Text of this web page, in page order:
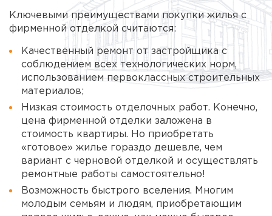
Ключевыми преимуществами покупки жилья с
фирменной отделкой считаются:
Качественный ремонт от застройщика с
соблюдением всех технологических норм,
использованием первоклассных строительных
материалов;
Низкая стоимость отделочных работ. Конечно,
цена фирменной отделки заложена в
стоимость квартиры. Но приобретать
«готовое» жилье гораздо дешевле, чем
вариант с черновой отделкой и осуществлять
ремонтные работы самостоятельно!
Возможность быстрого вселения. Многим
молодым семьям и людям, приобретающим